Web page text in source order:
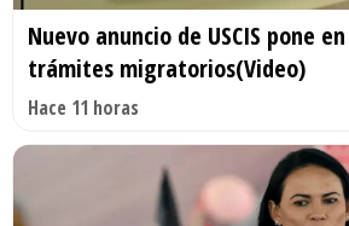
Nuevo anuncio de USCIS pone
trámites migratorios(Video)
Hace 11 horas